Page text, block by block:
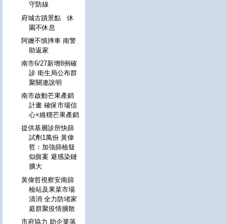
守防線
府城古蹟景點 休
園不休息
阿嬤不慎摔車 南警
助返家
南市6/27新增8例確
診 衛生局公布群
聚關連說明
南市啟動芒果產銷
計畫 確保市場信
心×維穩芒果產銷
提供基層診所快篩
試劑1萬份 黃偉
哲：加強篩檢疑
似個案 避感染鏈
擴大
黃偉哲視察安南篩
檢站及果菜市場
清消 全力防堵家
庭群聚疫情擴散
市府協力 助企業落